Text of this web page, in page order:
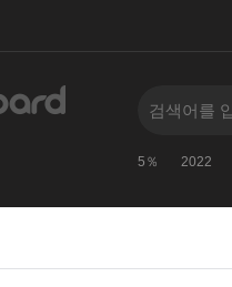
5％ 2022